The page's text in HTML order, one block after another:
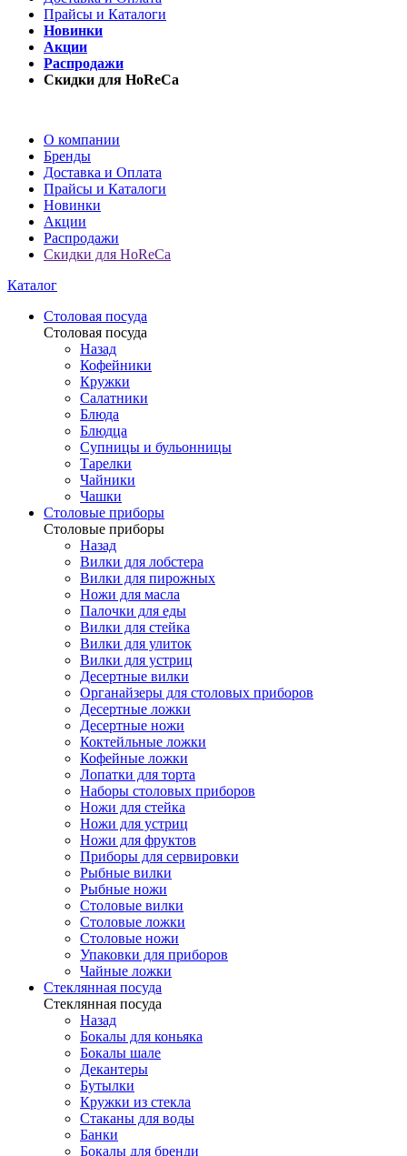
Прайсы и Каталоги
Новинки
Акции
Распродажи
Скидки для HoReCa
О компании
Бренды
Доставка и Оплата
Прайсы и Каталоги
Новинки
Акции
Распродажи
Скидки для HoReCa
Каталог
Столовая посуда
Столовая посуда
Назад
Кофейники
Кружки
Салатники
Блюда
Блюдца
Супницы и бульонницы
Тарелки
Чайники
Чашки
Cтоловые приборы
Cтоловые приборы
Назад
Вилки для лобстера
Вилки для пирожных
Ножи для масла
Палочки для еды
Вилки для стейка
Вилки для улиток
Вилки для устриц
Десертные вилки
Органайзеры для столовых приборов
Десертные ложки
Десертные ножи
Коктейльные ложки
Кофейные ложки
Лопатки для торта
Наборы столовых приборов
Ножи для стейка
Ножи для устриц
Ножи для фруктов
Приборы для сервировки
Рыбные вилки
Рыбные ножи
Столовые вилки
Столовые ложки
Столовые ножи
Упаковки для приборов
Чайные ложки
Стеклянная посуда
Стеклянная посуда
Назад
Бокалы для коньяка
Бокалы шале
Декантеры
Бутылки
Кружки из стекла
Стаканы для воды
Банки
Бокалы для бренди